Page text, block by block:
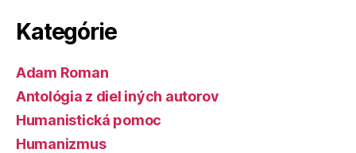
Kategórie
Adam Roman
Antológia z diel iných autorov
Humanistická pomoc
Humanizmus